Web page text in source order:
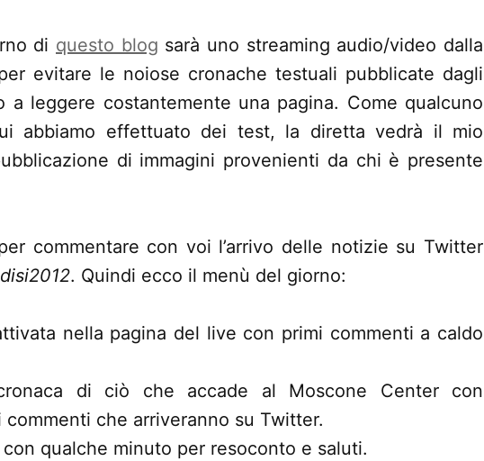
di questo blog sarà uno streaming audio/video dalla
evitare le noiose cronache testuali pubblicate dagli
leggere costantemente una pagina. Come qualcuno
abbiamo effettuato dei test, la diretta vedrà il mio
di immagini provenienti da chi è presente
commentare con voi l’arrivo delle notizie su Twitter
. Quindi ecco il menù del giorno:
nella pagina del live con primi commenti a caldo
di ciò che accade al Moscone Center con
commenti che arriveranno su Twitter.
qualche minuto per resoconto e saluti.